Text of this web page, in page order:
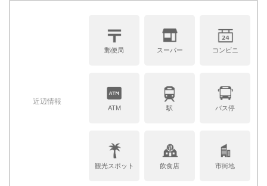
近辺情報
郵便局 スーパー コンビニ
ATM 駅 バス停
観光スポット 飲食店 市街地